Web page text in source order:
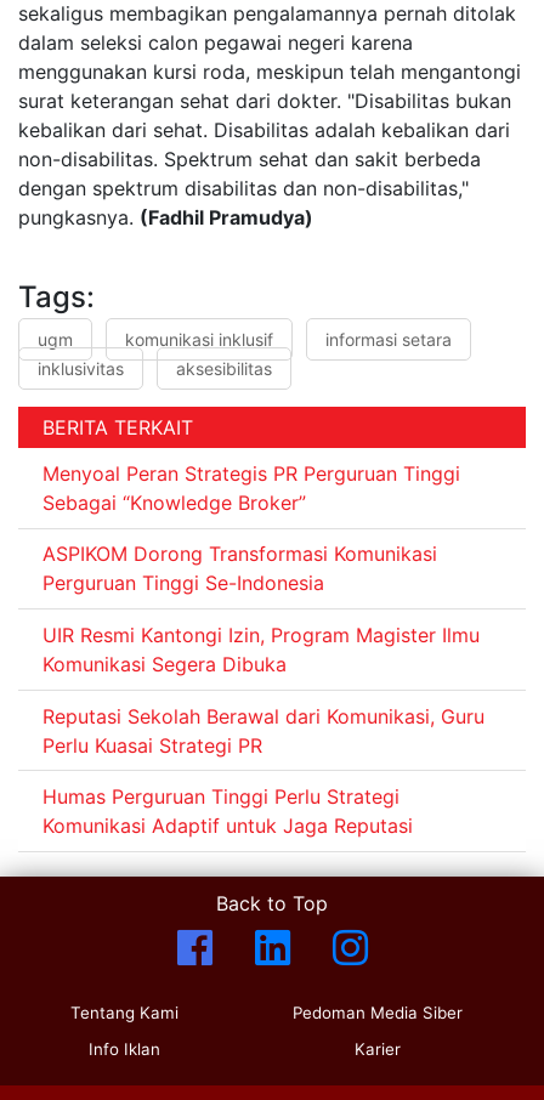
sekaligus membagikan pengalamannya pernah ditolak
dalam seleksi calon pegawai negeri karena
menggunakan kursi roda, meskipun telah mengantongi
surat keterangan sehat dari dokter. "Disabilitas bukan
kebalikan dari sehat. Disabilitas adalah kebalikan dari
non-disabilitas. Spektrum sehat dan sakit berbeda
dengan spektrum disabilitas dan non-disabilitas,"
pungkasnya. (Fadhil Pramudya)
Tags:
ugm komunikasi inklusif
informasi setara
inklusivitas
aksesibilitas
BERITA TERKAIT
Menyoal Peran Strategis PR Perguruan Tinggi
Sebagai “Knowledge Broker”
ASPIKOM Dorong Transformasi Komunikasi
Perguruan Tinggi Se-Indonesia
UIR Resmi Kantongi Izin, Program Magister Ilmu
Komunikasi Segera Dibuka
Reputasi Sekolah Berawal dari Komunikasi, Guru
Perlu Kuasai Strategi PR
Humas Perguruan Tinggi Perlu Strategi
Komunikasi Adaptif untuk Jaga Reputasi
Back to Top
Tentang Kami
Info Iklan
Pedoman Media Siber
Karier